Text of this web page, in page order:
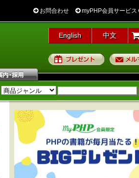
お問合わせ myPHP会員サービス
English 中文
プレゼント